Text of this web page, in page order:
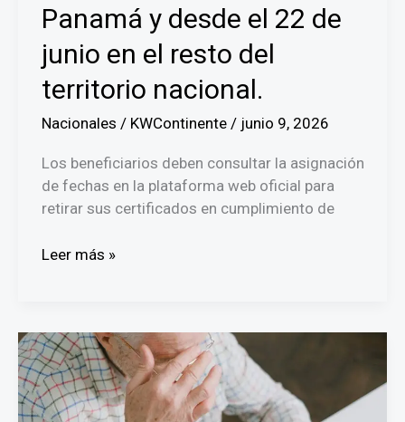
Panamá y desde el 22 de
junio en el resto del
territorio nacional.
Nacionales / KWContinente / junio 9, 2026
Los beneficiarios deben consultar la asignación
de fechas en la plataforma web oficial para
retirar sus certificados en cumplimiento de
El
y
Finanzas
distribuirá
los
Leer más »